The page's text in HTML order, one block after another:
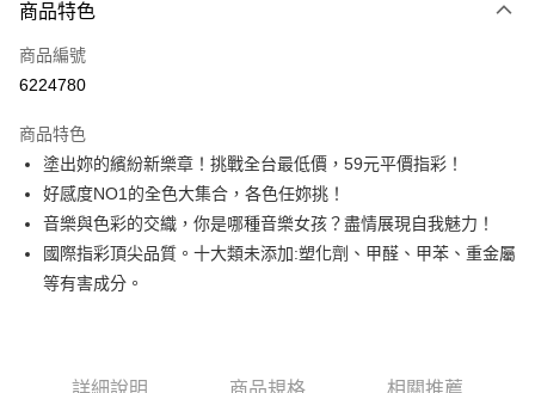
信用卡一次付款
超商取貨付款
Apple Pay
街口支付
悠遊付
每筆NT$80，滿NT$499(含以上)免運費
商品特色
商品編號
6224780
商品特色
塗出妳的繽紛新樂章！挑戰全台最低價，59元平價指彩！
好感度NO1的全色大集合，各色任妳挑！
音樂與色彩的交織，你是哪種音樂女孩？盡情展現自我魅力！
國際指彩頂尖品質。十大類未添加:塑化劑、甲醛、甲苯、重金屬
等有害成分。
詳細說明 商品規格 相關推薦